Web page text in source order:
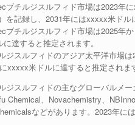
ブチルジスルフィド市場は2023年
を記録し、2031年にはxxxxx米ドル
ブチルジスルフィド市場は2025年
達すると推定されます。
ジスルフィドのアジア太平洋市場
xxxxx米ドルに達すると推定されま
ジスルフィドの主なグローバルメ
Chemical、Novachemistry、
などがあります。2023年に